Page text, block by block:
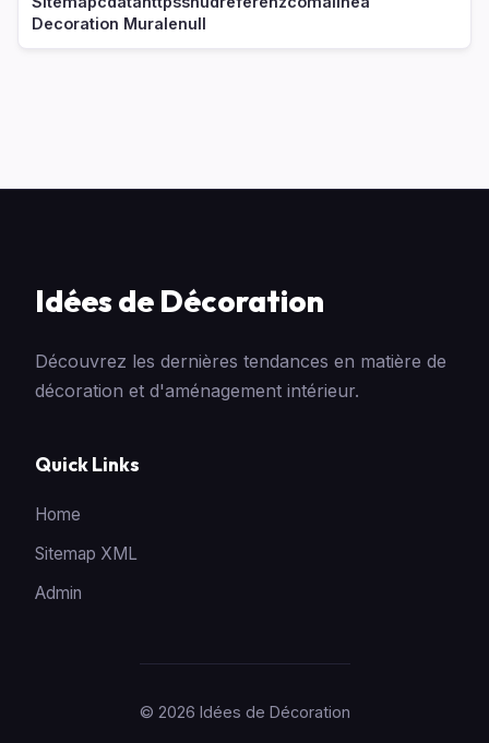
Decoration Muralenull
Idées de Décoration
Découvrez les dernières tendances en matière de
décoration et d'aménagement intérieur.
Quick Links
Home
Sitemap XML
Admin
© 2026 Idées de Décoration